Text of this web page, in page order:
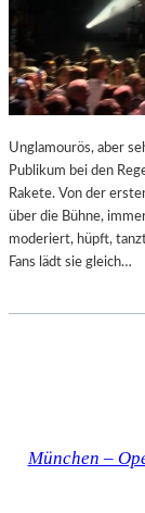
Unglamourös, aber
Publikum bei den
Rakete. Von der
über die Bühne,
moderiert, hüpft,
Fans lädt sie gleich…
München –